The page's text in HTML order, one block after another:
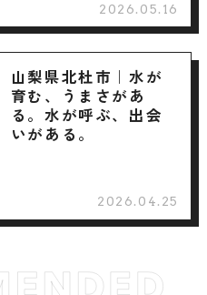
2026.05.16
山梨県北杜市｜水が
育む、うまさがあ
る。水が呼ぶ、出会
いがある。
2026.04.25